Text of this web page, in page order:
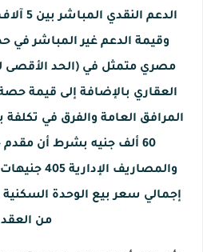
مصري متمثل في (الحد الأقصى
العقاري بالإضافة إلى قيمة
المرافق العامة والفرق في تكلفة
إجمالي سعر بيع الوحدة
من